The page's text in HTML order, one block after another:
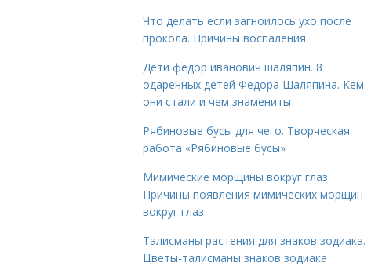
Что делать если загноилось ухо после
прокола. Причины воспаления
Дети федор иванович шаляпин. 8
одаренных детей Федора Шаляпина. Кем
они стали и чем знамениты
Рябиновые бусы для чего. Творческая
работа «Рябиновые бусы»
Мимические морщины вокруг глаз.
Причины появления мимических морщин
вокруг глаз
Талисманы растения для знаков зодиака.
Цветы-талисманы знаков зодиака